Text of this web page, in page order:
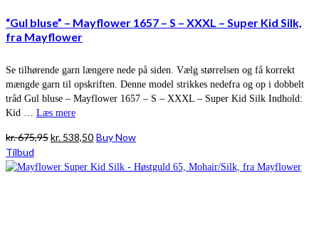
“Gul bluse” – Mayflower 1657 – S – XXXL – Super Kid Silk,
fra Mayflower
Se tilhørende garn længere nede på siden. Vælg størrelsen og få korrekt
mængde garn til opskriften. Denne model strikkes nedefra og op i dobbelt
tråd Gul bluse – Mayflower 1657 – S – XXXL – Super Kid Silk Indhold:
Kid … Læs mere
kr.675,95Den
pris
kr. 538,50Den
pris
Buy Now
Tilbud